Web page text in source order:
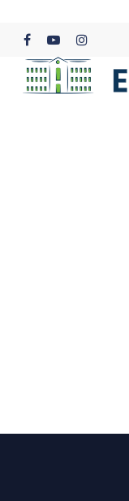
content
facebookyoutubeinstagram